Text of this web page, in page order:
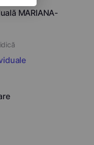
MARIANA-